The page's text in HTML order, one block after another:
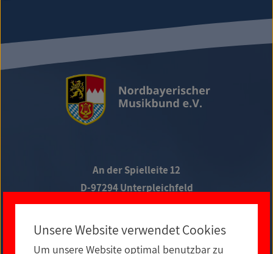
An der Spielleite 12
D-97294 Unterpleichfeld
Telefon +49 9367 988 689-0
Unsere Website verwendet Cookies
Um unsere Website optimal benutzbar zu